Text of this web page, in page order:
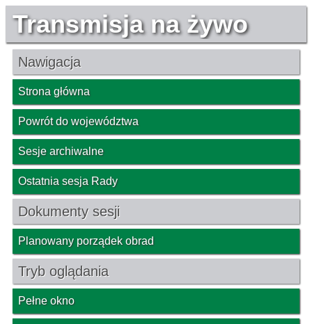
Transmisja na żywo
Nawigacja
Strona główna
Powrót do województwa
Sesje archiwalne
Ostatnia sesja Rady
Dokumenty sesji
Planowany porządek obrad
Tryb oglądania
Pełne okno